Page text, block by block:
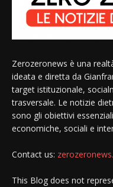
Zerozeronews è una
ideata e diretta da
target istituzionale,
trasversale. Le notizie
sono gli obiettivi
economiche, sociali e
Contact us:
This Blog does not